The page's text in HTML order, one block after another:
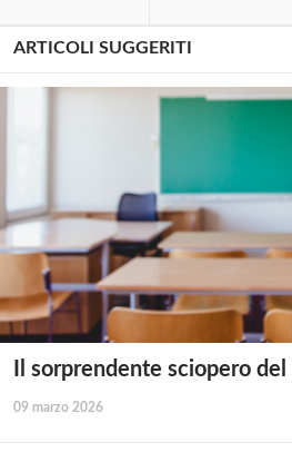
ARTICOLI SUGGERITI
Il sorprendente sciopero
09 marzo 2026